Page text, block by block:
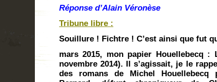
Réponse d’Alain Véronèse
Tribune libre :
Souillure ! Fichtre ! C’est ainsi que fut
mars 2015, mon papier Houellebecq :
novembre 2014). Il s’agissait, je le
des romans de Michel Houellebecq